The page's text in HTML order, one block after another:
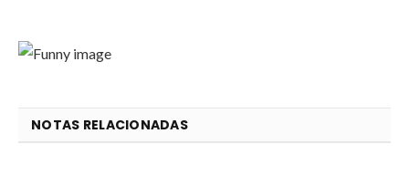
NOTAS RELACIONADAS